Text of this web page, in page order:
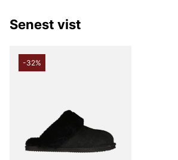
kvinder, der søger en balance
Rosemunde – Feminint
På Vingåkers Factory Outlet finder
sortiment af Rosemunde til
Lad dig inspirere af dansk design og
garderobe med feminint tøj, der
Senest vist
-32%